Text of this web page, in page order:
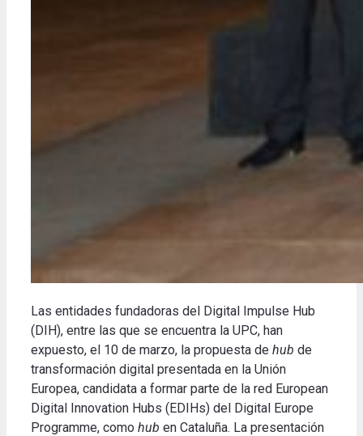
Las entidades fundadoras del Digital Impulse Hub
(DIH), entre las que se encuentra la UPC, han
expuesto, el 10 de marzo, la propuesta de hub de
transformación digital presentada en la Unión
Europea, candidata a formar parte de la red European
Digital Innovation Hubs (EDIHs) del Digital Europe
Programme, como hub en Cataluña. La presentación